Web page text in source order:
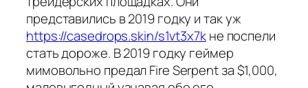
представились в 2019 годку и так уж
https://casedrops.skin/s1vt3x7kне поспели
стать дороже. В 2019 годку геймер
мимовольно предал Fire Serpent за $1,000,